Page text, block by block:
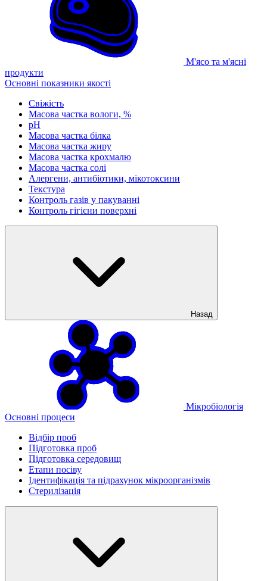
М'ясо та м'ясні
продукти
Основні показники якості
Свіжість
Масова частка вологи, %
рН
Масова частка білка
Масова частка жиру
Масова частка крохмалю
Масова частка солі
Алергени, антибіотики, мікотоксини
Текстура
Контроль газів у пакуванні
Контроль гігієни поверхні
Назад
Мікробіологія
Основні процеси
Відбір проб
Підготовка проб
Підготовка середовищ
Етапи посіву
Ідентифікація та підрахунок мікроорганізмів
Стерилізація